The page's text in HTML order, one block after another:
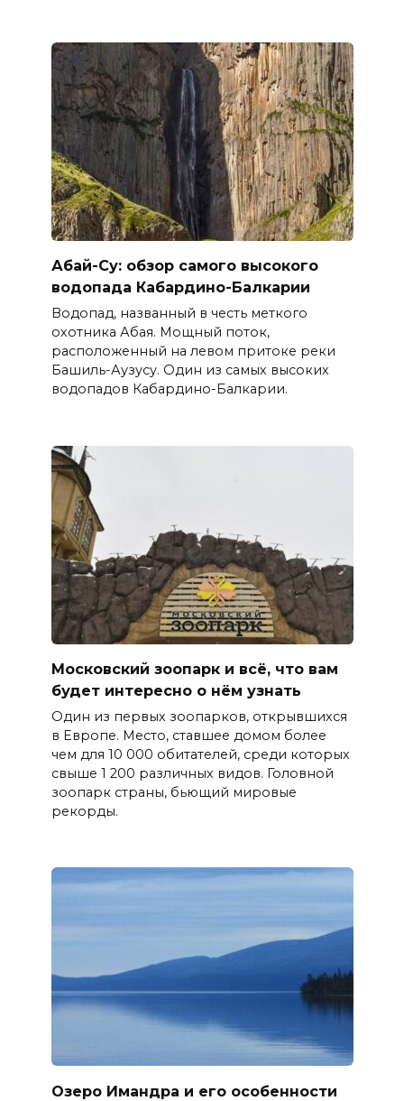
Абай-Су: обзор самого высокого
водопада Кабардино-Балкарии
Водопад, названный в честь меткого
охотника Абая. Мощный поток,
расположенный на левом притоке реки
Башиль-Аузусу. Один из самых высоких
водопадов Кабардино-Балкарии.
Московский зоопарк и всё, что вам
будет интересно о нём узнать
Один из первых зоопарков, открывшихся
в Европе. Место, ставшее домом более
чем для 10 000 обитателей, среди которых
свыше 1 200 различных видов. Головной
зоопарк страны, бьющий мировые
рекорды.
Озеро Имандра и его особенности